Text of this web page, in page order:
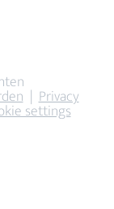
|Privacy
settings